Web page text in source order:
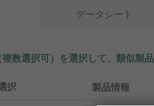
データシート
数選択可）を選択して、類似製
択 製品情報